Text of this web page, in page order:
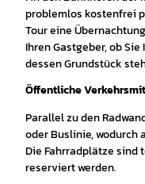
problemlos kostenfrei
Tour eine
Ihren Gastgeber, ob
dessen Grundstück
Öffentliche
Parallel zu den
oder Buslinie, wodurch
Die Fahrradplätze sind
reserviert werden.